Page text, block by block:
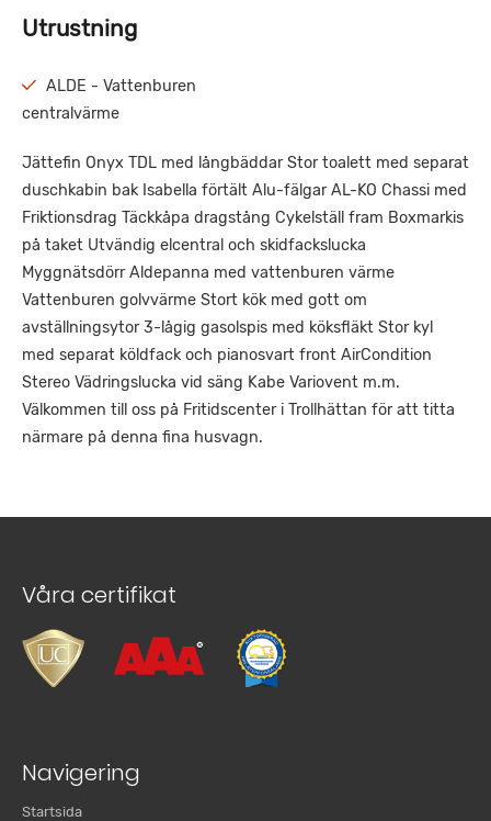
Utrustning
ALDE - Vattenburen
centralvärme
Jättefin Onyx TDL med långbäddar Stor toalett med separat
duschkabin bak Isabella förtält Alu-fälgar AL-KO Chassi med
Friktionsdrag Täckkåpa dragstång Cykelställ fram Boxmarkis
på taket Utvändig elcentral och skidfackslucka
Myggnätsdörr Aldepanna med vattenburen värme
Vattenburen golvvärme Stort kök med gott om
avställningsytor 3-lågig gasolspis med köksfläkt Stor kyl
med separat köldfack och pianosvart front AirCondition
Stereo Vädringslucka vid säng Kabe Variovent m.m.
Välkommen till oss på Fritidscenter i Trollhättan för att titta
närmare på denna fina husvagn.
Våra certifikat
Navigering
Startsida